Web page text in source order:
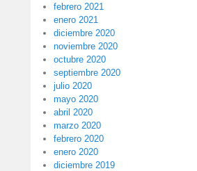
febrero 2021
enero 2021
diciembre 2020
noviembre 2020
octubre 2020
septiembre 2020
julio 2020
mayo 2020
abril 2020
marzo 2020
febrero 2020
enero 2020
diciembre 2019